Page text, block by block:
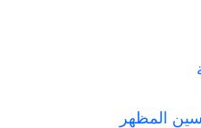
المظهر